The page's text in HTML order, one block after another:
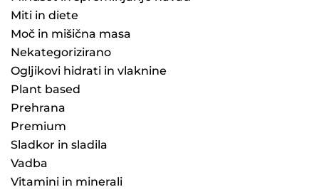
Miti in diete
Moč in mišična masa
Nekategorizirano
Ogljikovi hidrati in vlaknine
Plant based
Prehrana
Premium
Sladkor in sladila
Vadba
Vitamini in minerali